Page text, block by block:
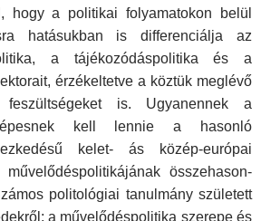
hogy a politikai folyamatokon belül
hatásukban is differenci­álja az
a tájékozódáspolitika és a
érzékeltetve a köztük meglévő
feszültségeket is. Ugyanennek a
kell lennie a hasonló
kelet- ás közép-európai
művelődéspolitikájának összehason­
politológiai tanulmány született
a művelődéspolitika szerepe és